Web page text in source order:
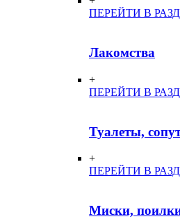
ПЕРЕЙТИ В
Лакомства
+
ПЕРЕЙТИ В
Туалеты,
+
ПЕРЕЙТИ В
Миски,